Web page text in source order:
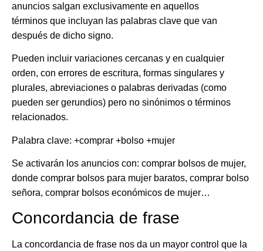
anuncios salgan exclusivamente en aquellos
términos que incluyan las palabras clave que van
después de dicho signo.
Pueden incluir variaciones cercanas y en cualquier
orden, con errores de escritura, formas singulares y
plurales, abreviaciones o palabras derivadas (como
pueden ser gerundios) pero no sinónimos o términos
relacionados.
Palabra clave: +comprar +bolso +mujer
Se activarán los anuncios con: comprar bolsos de mujer,
donde comprar bolsos para mujer baratos, comprar bolso
señora, comprar bolsos económicos de mujer…
Concordancia de frase
La concordancia de frase nos da un mayor control que la